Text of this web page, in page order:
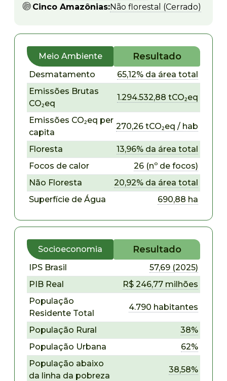
Cinco Amazônias:Não florestal (Cerrado)
Meio Ambiente Resultado
Desmatamento
65,12% da área total
Emissões Brutas
CO₂eq
1.294.532,88 tCO₂eq
Emissões CO₂eq per
capita
270,26 tCO₂eq / hab
Floresta
13,96% da área total
Focos de calor
26 (nº de focos)
Não Floresta
20,92% da área total
Superfície de Água
690,88 ha
Socioeconomia Resultado
IPS Brasil
57,69 (2025)
PIB Real
R$ 246,77 milhões
População
Residente Total
4.790 habitantes
População Rural
38%
População Urbana
62%
População abaixo
da linha da pobreza
38,58%